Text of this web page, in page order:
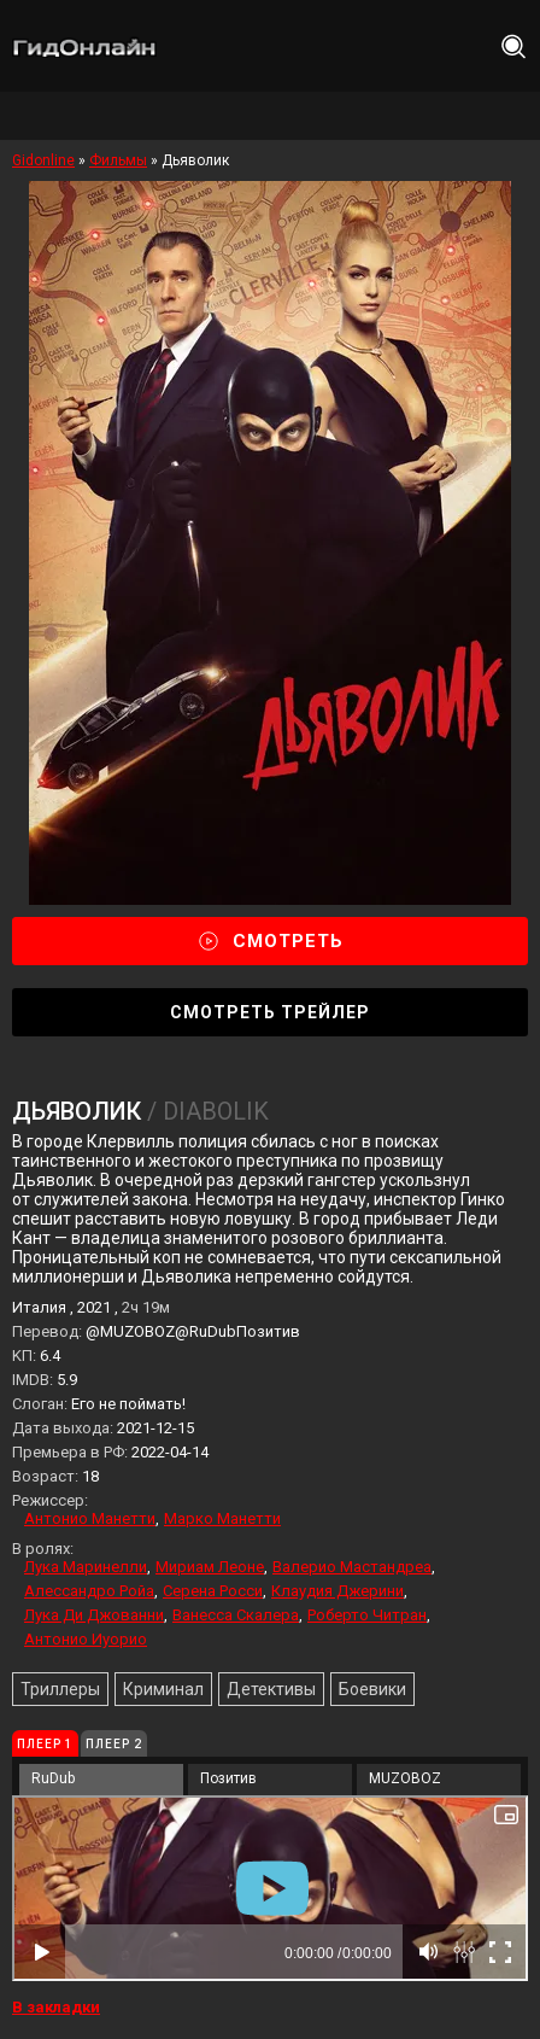
Gidonline » Фильмы » Дьяволик
СМОТРЕТЬ
СМОТРЕТЬ ТРЕЙЛЕР
ДЬЯВОЛИК / DIABOLIK
В городе Клервилль полиция сбилась с ног в поисках
таинственного и жестокого преступника по прозвищу
Дьяволик. В очередной раз дерзкий гангстер ускользнул
от служителей закона. Несмотря на неудачу, инспектор Гинко
спешит расставить новую ловушку. В город прибывает Леди
Кант — владелица знаменитого розового бриллианта.
Проницательный коп не сомневается, что пути сексапильной
миллионерши и Дьяволика непременно сойдутся.
Италия , 2021 , 2ч 19м
Перевод: @MUZOBOZ@RuDubПозитив
KП: 6.4
IMDB: 5.9
Слоган: Его не поймать!
Дата выхода: 2021-12-15
Премьера в РФ: 2022-04-14
Возраст: 18
Режиссер:
Антонио Манетти Марко Манетти
В ролях:
Лука Маринелли Мириам Леоне Валерио Мастандреа
Алессандро Ройа Серена Росси Клаудия Джерини
Лука Ди Джованни Ванесса Скалера Роберто Читран
Антонио Иуорио
Триллеры Криминал Детективы Боевики
ПЛЕЕР 1 ПЛЕЕР 2
RuDub Позитив MUZOBOZ
В закладки